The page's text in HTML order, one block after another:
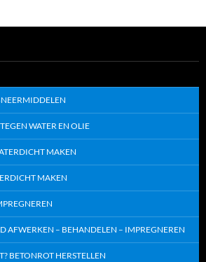
WATER EN OLIE
MAKEN
MAKEN
AFWERKEN – BEHANDELEN – IMPREGNEREN
BETONROT HERSTELLEN